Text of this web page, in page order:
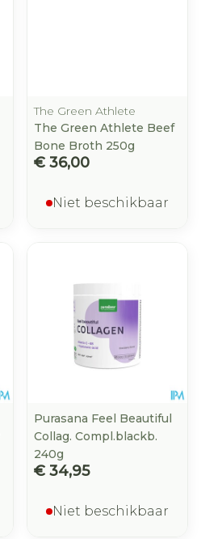
The Green Athlete
The Green Athlete Beef
Bone Broth 250g
€ 36,00
Niet beschikbaar
Purasana Feel Beautiful
Collag. Compl.blackb.
240g
€ 34,95
Niet beschikbaar